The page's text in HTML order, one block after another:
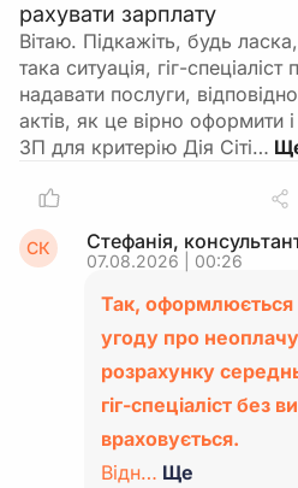
рахувати зарплату
Вітаю. Підкажіть, будь
така ситуація, гіг-
надавати послуги,
актів, як це вірно оформити
ЗП для критерію Дія Сіті…
СК Стефанія,
07.08.2026 | 00:26
Так, оформлюється
угоду про
розрахунку
гіг-спеціаліст без
враховується.
Відн… Ще